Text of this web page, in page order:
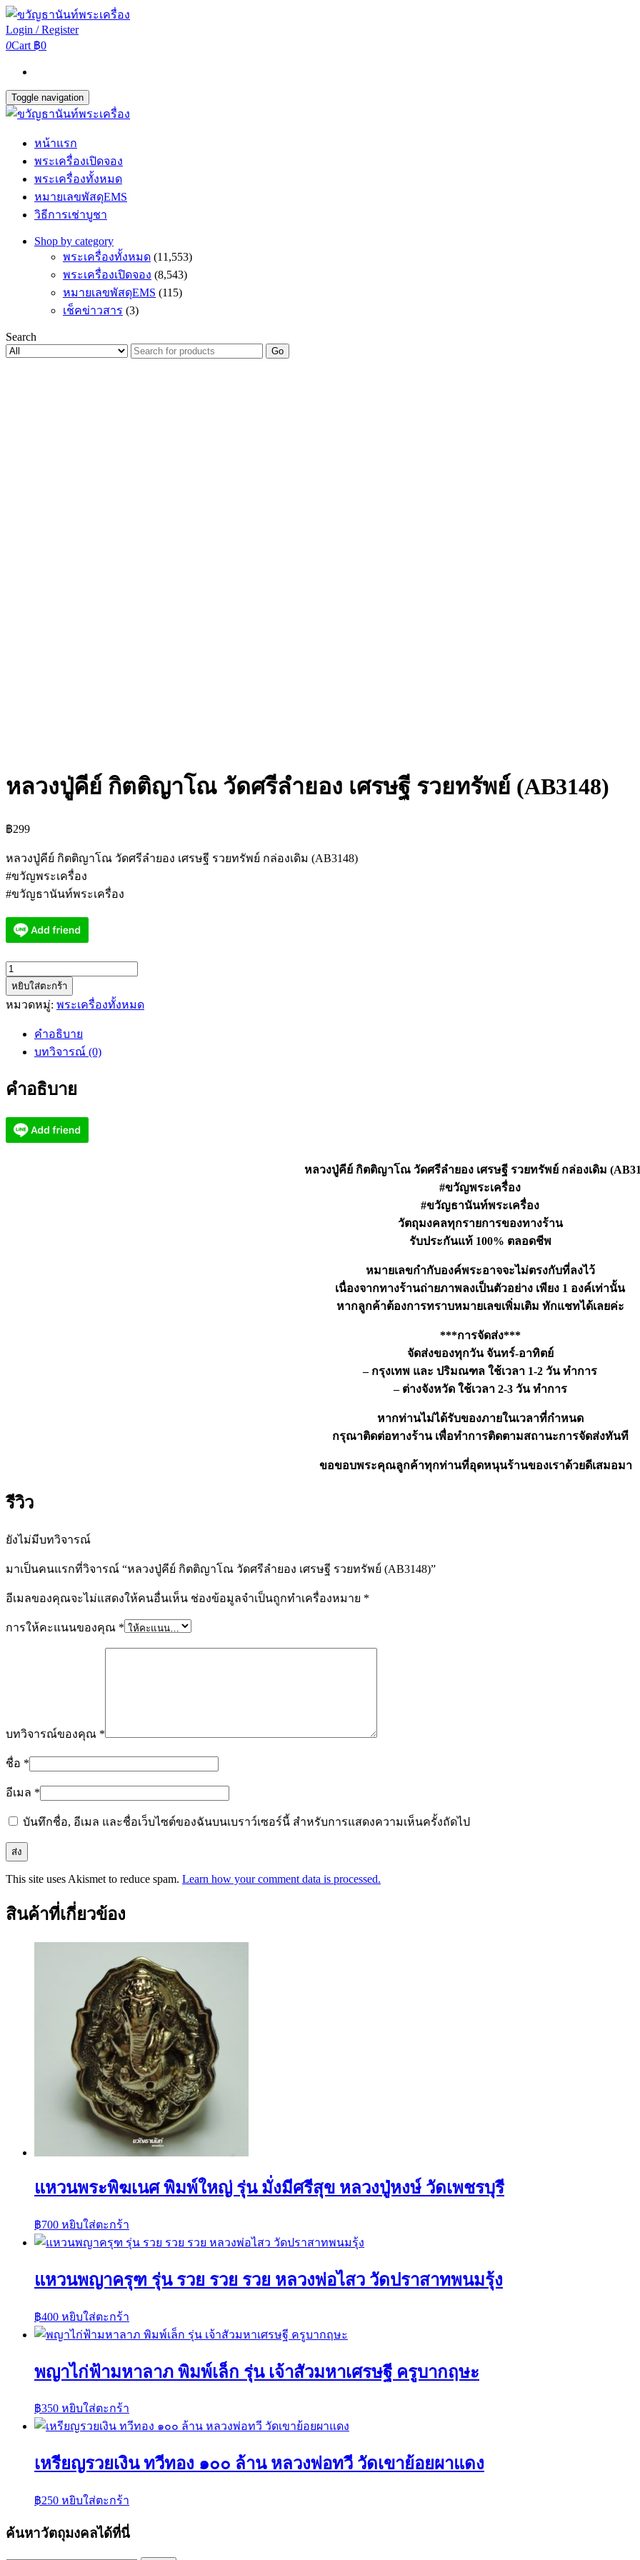
Login / Register
0Cart ฿0
Toggle navigation
หน้าแรก
พระเครื่องเปิดจอง
พระเครื่องทั้งหมด
หมายเลขพัสดุEMS
วิธีการเช่าบูชา
Shop by category
พระเครื่องทั้งหมด (11,553)
พระเครื่องเปิดจอง (8,543)
หมายเลขพัสดุEMS (115)
เช็คข่าวสาร (3)
Search
Go
หลวงปู่คีย์ กิตติญาโณ วัดศรีลำยอง เศรษฐี รวยทรัพย์ (AB3148)
฿299
หลวงปู่คีย์ กิตติญาโณ วัดศรีลำยอง เศรษฐี รวยทรัพย์ กล่องเดิม (AB3148)
#ขวัญพระเครื่อง
#ขวัญธานันท์พระเครื่อง
จำนวน
หลวง
ปู่
ญาโณ
ศรี
เศรษฐี
หยิบใส่ตะกร้า
หมวดหมู่: พระเครื่องทั้งหมด
คำอธิบาย
บทวิจารณ์ (0)
คำอธิบาย
หลวงปู่คีย์ กิตติญาโณ วัดศรีลำยอง เศรษฐี รวยทรัพย์ กล่องเดิม
#ขวัญพระเครื่อง
#ขวัญธานันท์พระเครื่อง
วัตถุมงคลทุกรายการของทางร้าน
รับประกันแท้ 100% ตลอดชีพ
หมายเลขกำกับองค์พระอาจจะไม่ตรงกับที่ลงไว้
เนื่องจากทางร้านถ่ายภาพลงเป็นตัวอย่าง เพียง 1 องค์เท่านั้น
หากลูกค้าต้องการทราบหมายเลขเพิ่มเติม ทักแชทได้เลยค่ะ
***การจัดส่ง***
จัดส่งของทุกวัน จันทร์-อาทิตย์
– กรุงเทพ และ ปริมณฑล ใช้เวลา 1-2 วัน ทำการ
– ต่างจังหวัด ใช้เวลา 2-3 วัน ทำการ
หากท่านไม่ได้รับของภายในเวลาที่กำหนด
กรุณาติดต่อทางร้าน เพื่อทำการติดตามสถานะการจัดส่งทันที
ขอขอบพระคุณลูกค้าทุกท่านที่อุดหนุนร้านของเราด้วยดีเสมอมา
รีวิว
ยังไม่มีบทวิจารณ์
มาเป็นคนแรกที่วิจารณ์ “หลวงปู่คีย์ กิตติญาโณ วัดศรีลำยอง เศรษฐี รวยทรัพย์ (AB3148)”
อีเมลของคุณจะไม่แสดงให้คนอื่นเห็น ช่องข้อมูลจำเป็นถูกทำเครื่องหมาย *
การให้คะแนนของคุณ *
บทวิจารณ์ของคุณ *
ชื่อ *
อีเมล *
บันทึกชื่อ, อีเมล และชื่อเว็บไซต์ของฉันบนเบราว์เซอร์นี้ สำหรับการแสดงความเห็นครั้งถัดไป
This site uses Akismet to reduce spam. Learn how your comment data is processed.
สินค้าที่เกี่ยวข้อง
แหวนพระพิฆเนศ พิมพ์ใหญ่ รุ่น มั่งมีศรีสุข หลวงปู่หงษ์ วัดเพชรบุรี
฿700 หยิบใส่ตะกร้า
แหวนพญาครุฑ รุ่น รวย รวย รวย หลวงพ่อไสว วัดปราสาทพนมรุ้ง
฿400 หยิบใส่ตะกร้า
พญาไก่ฟ้ามหาลาภ พิมพ์เล็ก รุ่น เจ้าสัวมหาเศรษฐี ครูบากฤษะ
฿350 หยิบใส่ตะกร้า
เหรียญรวยเงิน ทวีทอง ๑๐๐ ล้าน หลวงพ่อทวี วัดเขาย้อยผาแดง
฿250 หยิบใส่ตะกร้า
ค้นหาวัตถุมงคลได้ที่นี่